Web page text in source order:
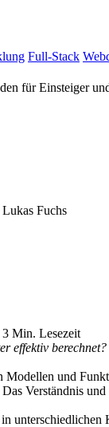
Full-Stack
für Einsteiger
Lukas Fuchs
3 Min. Lesezeit
effektiv
Modellen und
Verständnis